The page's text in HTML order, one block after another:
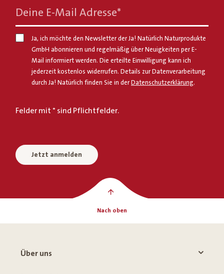
Deine E-Mail Adresse*
Ja, ich möchte den Newsletter der Ja! Natürlich Naturprodukte
GmbH abonnieren und regelmäßig über Neuigkeiten per E-
Mail informiert werden. Die erteilte Einwilligung kann ich
jederzeit kostenlos widerrufen. Details zur Datenverarbeitung
durch Ja! Natürlich finden Sie in der Datenschutzerklärung.
Felder mit * sind Pflichtfelder.
Jetzt anmelden
Nach oben
Über uns